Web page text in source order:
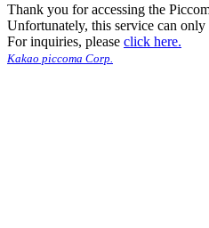
Thank you for accessing the
Unfortunately, this service can only
For inquiries, please click here.
Kakao piccoma Corp.